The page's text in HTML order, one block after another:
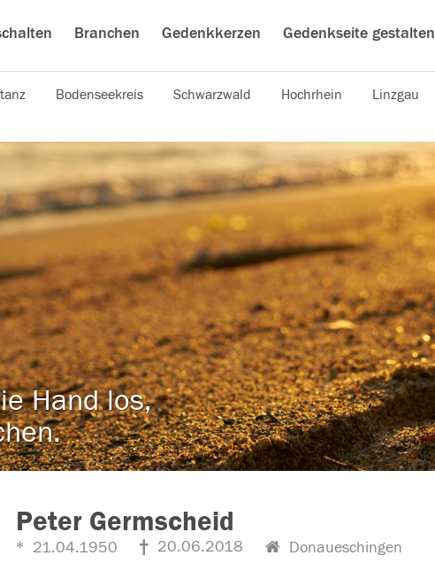
Branchen Gedenkkerzen Gedenkseite gestalten
Bodenseekreis Schwarzwald Hochrhein Linzgau
Hand los,
Peter Germscheid
21.04.1950 20.06.2018 Donaueschingen